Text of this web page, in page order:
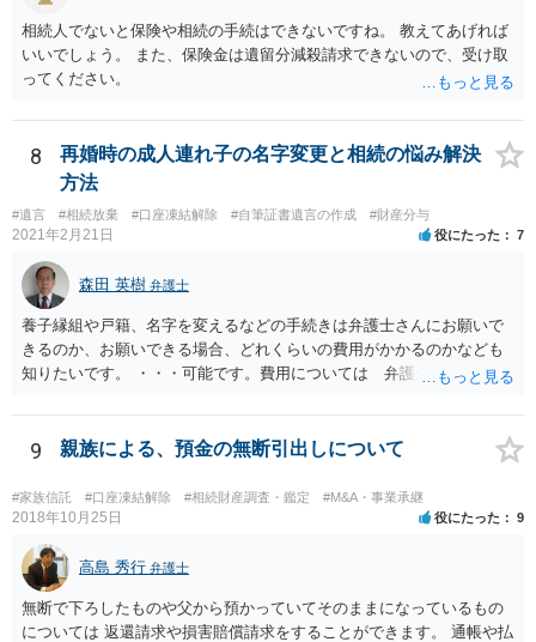
相続人でないと保険や相続の手続はできないですね。 教えてあげれば
いいでしょう。 また、保険金は遺留分減殺請求できないので、受け取
ってください。
8
再婚時の成人連れ子の名字変更と相続の悩み解決
方法
#遺言 #相続放棄 #口座凍結解除 #自筆証書遺言の作成 #財産分与
2021年2月21日 役にたった 7
森田 英樹 弁護士
養子縁組や戸籍、名字を変えるなどの手続きは弁護士さんにお願いで
きるのか、お願いできる場合、どれくらいの費用がかかるのかなども
知りたいです。 ・・・可能です。費用については 弁護士と直接面談
ています。 やはり、成人した子のことまでごちゃごちゃ考えず、自分
の事だけ考えるべきなのでしょうか ・・・お子さんの事をまで含め良
い解決案があればお悩みになるのは当然と言えば当然のことです。 彼
と親子関係を結びたいと思っているが、名字は変えたくない・・・養
子縁組の必要があり 氏も変更することになります。 しかし 彼は成人
しているとは言え、自分の子と私の連れ子、全て平等にしたいと希
望。もちろん私もそうできればと思います。 ・・・婚姻前の契約 あ
るいは 遺言書などで その意思を実現する方法はあります。 弁護
士に相談してみてください。
9 親族による、預金の無断引出しについて
#家族信託 #口座凍結解除 #相続財産調査・鑑定 #M&A・事業承継
2018年10月25日 役にたった 9
高島 秀行 弁護士
無断で下ろしたものや父から預かっていてそのままになっているもの
については 返還請求や損害賠償請求をすることができます。 通帳や払